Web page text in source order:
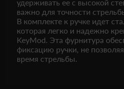
удерживать ее с высокой
важно для точности
В комплекте к ручке идет
которая легко и надежно
KeyMod. Эта фурнитура
фиксацию ручки, не
время стрельбы.